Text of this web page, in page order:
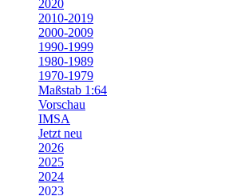
2020
2010-2019
2000-2009
1990-1999
1980-1989
1970-1979
Maßstab 1:64
Vorschau
IMSA
Jetzt neu
2026
2025
2024
2023